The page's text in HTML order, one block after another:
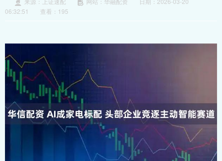
06:32:51
查看：195